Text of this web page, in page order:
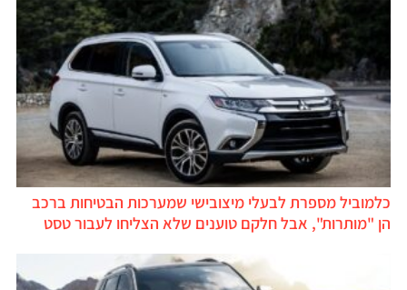
כלמוביל מספרת לבעלי מיצובישי שמערכות הבטיחות ברכב
הן "מותרות", אבל חלקם טוענים שלא הצליחו לעבור טסט